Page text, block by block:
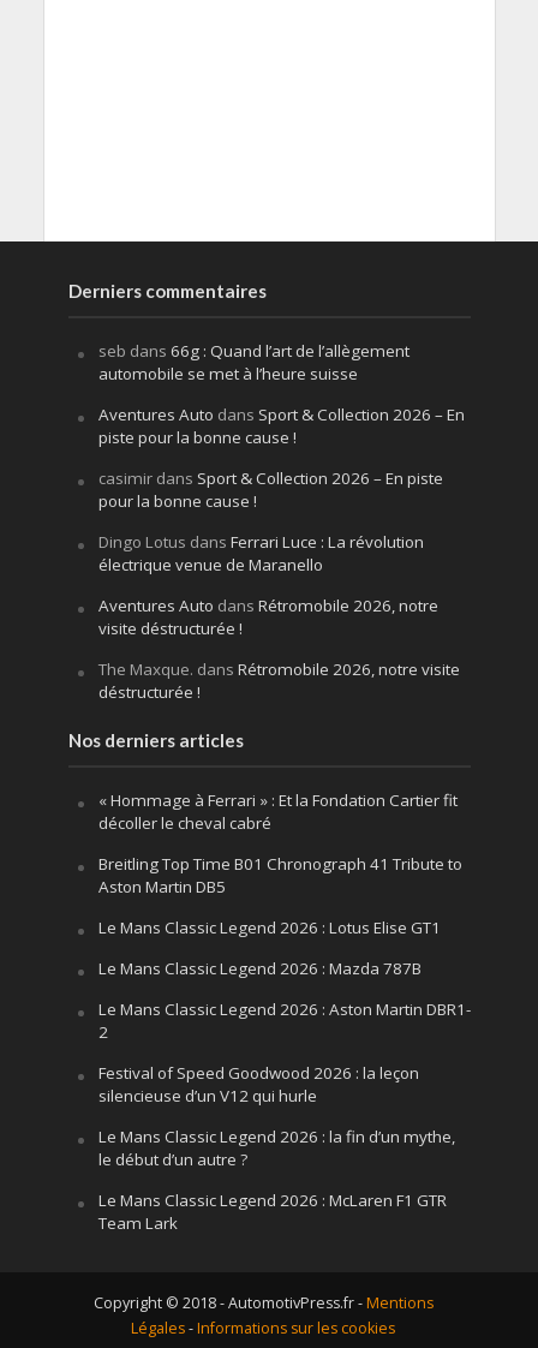
Derniers commentaires
seb dans 66g : Quand l’art de l’allègement
automobile se met à l’heure suisse
Aventures Auto dans Sport & Collection 2026 – En
piste pour la bonne cause !
casimirdans Sport & Collection 2026 – En piste
pour la bonne cause !
Dingo Lotus dans Ferrari Luce : La révolution
électrique venue de Maranello
Aventures Auto dans Rétromobile 2026, notre
visite déstructurée !
The Maxque. dans Rétromobile 2026, notre visite
déstructurée !
Nos derniers articles
« Hommage à Ferrari » : Et la Fondation Cartier fit
décoller le cheval cabré
Breitling Top Time B01 Chronograph 41 Tribute to
Aston Martin DB5
Le Mans Classic Legend 2026 : Lotus Elise GT1
Le Mans Classic Legend 2026 : Mazda 787B
Le Mans Classic Legend 2026 : Aston Martin DBR1-
2
Festival of Speed Goodwood 2026 : la leçon
silencieuse d’un V12 qui hurle
Le Mans Classic Legend 2026 : la fin d’un mythe,
le début d’un autre ?
Le Mans Classic Legend 2026 : McLaren F1 GTR
Team Lark
Copyright © 2018 - AutomotivPress.fr -Mentions
Légales-Informations sur les cookies